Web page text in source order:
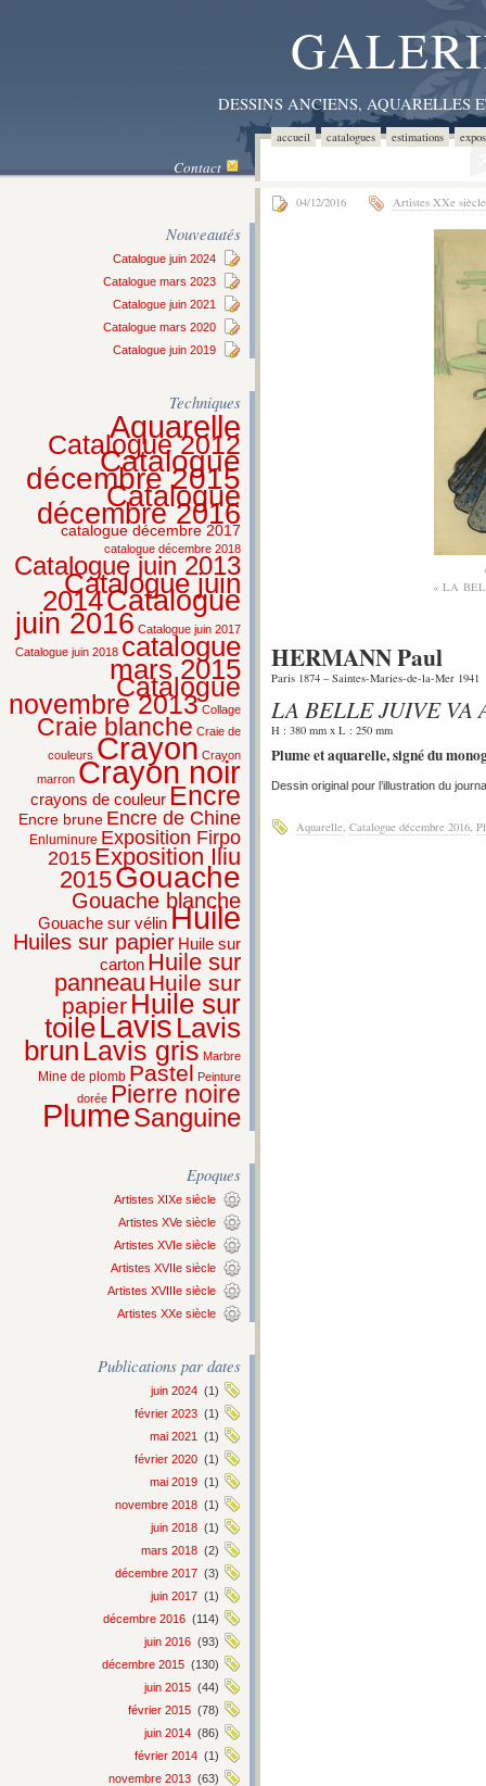
DESSINS ANCIENS,
accueil catalogues estimations
Contact
Nouveautés
Catalogue juin 2024
Catalogue mars 2023
Catalogue juin 2021
Catalogue mars 2020
Catalogue juin 2019
Techniques
Aquarelle
Catalogue 2012
Catalogue
décembre 2015
Catalogue
décembre 2016
catalogue décembre 2017
catalogue décembre 2018
Catalogue juin 2013
Catalogue juin
2014Catalogue
juin 2016 Catalogue juin 2017
Catalogue juin 2018 catalogue
mars 2015
Catalogue
novembre 2013 Collage
Craie blanche Craie de
couleurs Crayon Crayon
marron Crayon noir
crayons de couleur Encre
Encre brune Encre de Chine
Enluminure Exposition Firpo
2015 Exposition Iliu
2015Gouache
Gouache blanche
Gouache sur vélinHuile
Huiles sur papier Huile sur
carton Huile sur
panneau Huile sur
papier Huile sur
toileLavis Lavis
brun Lavis gris Marbre
Mine de plomb Pastel Peinture
dorée Pierre noire
PlumeSanguine
Epoques
Artistes XIXe siècle
Artistes XVe siècle
Artistes XVIe siècle
Artistes XVIIe siècle
Artistes XVIIIe siècle
Artistes XXe siècle
Publications par dates
juin 2024 (1)
février 2023 (1)
mai 2021
(1)
février 2020 (1)
mai 2019 (1)
novembre 2018 (1)
juin 2018 (1)
mars 2018 (2)
décembre 2017 (3)
juin 2017 (1)
décembre 2016 (114)
juin 2016 (93)
décembre 2015 (130)
juin 2015 (44)
février 2015 (78)
juin 2014 (86)
février 2014 (1)
novembre 2013 (63)
04/12/2016 Artistes XXe siècle
« LA
HERMANN Paul
Paris 1874 – Saintes-Maries-de-la-Mer 1941
LA BELLE JUIVE VA
H : 380 mm x L : 250 mm
Plume et aquarelle, signé du
Dessin original pour l’illustration du
Aquarelle Catalogue décembre 2016